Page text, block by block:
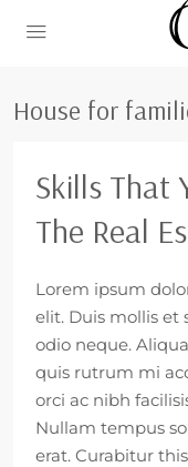
House for
Skills That
The Real
Lorem ipsum
elit. Duis mollis et
odio neque.
quis rutrum mi
orci ac nibh
Nullam tempus
erat. Curabitur